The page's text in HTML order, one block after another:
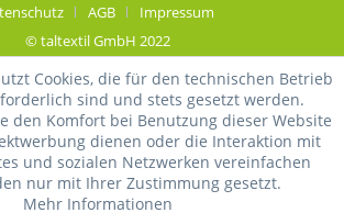
AGB
Impressum
© taltextil GmbH 2022
Cookies, die für den technischen Betrieb
sind und stets gesetzt werden.
den Komfort bei Benutzung dieser Website
dienen oder die Interaktion mit
und sozialen Netzwerken vereinfachen
nur mit Ihrer Zustimmung gesetzt.
Mehr Informationen